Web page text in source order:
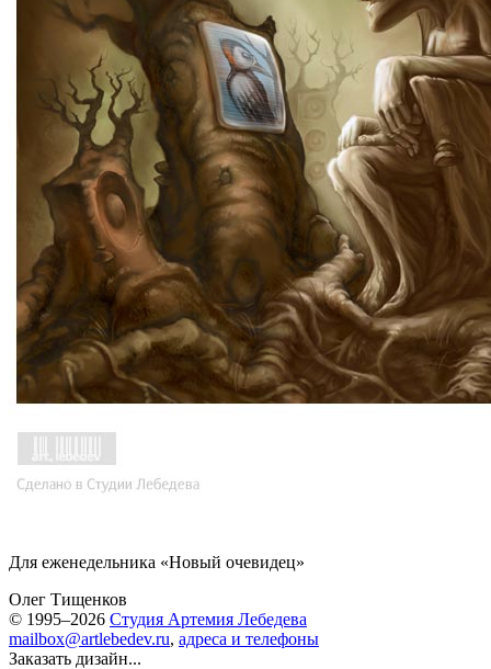
Для еженедельника «Новый очевидец»
Олег Тищенков
© 1995–2026 Студия Артемия Лебедева
mailbox@artlebedev.ru, адреса и телефоны
Заказать дизайн...